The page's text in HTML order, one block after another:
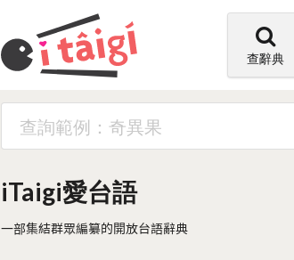
查辭典
iTaigi愛台語
一部集結群眾編纂的開放台語辭典